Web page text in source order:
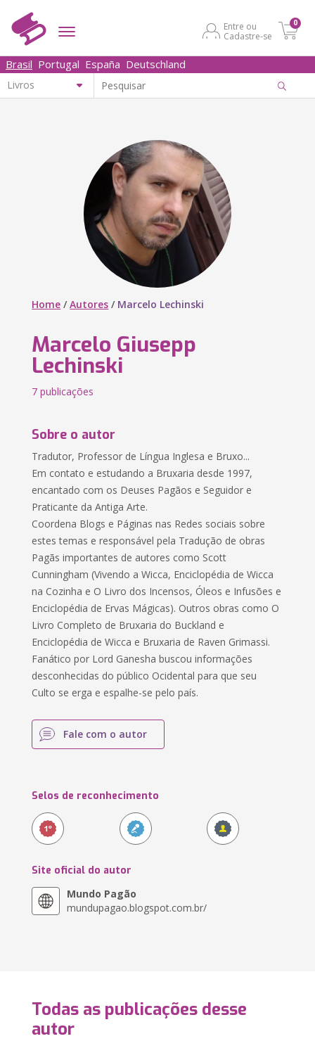
Entre ou
Cadastre-se
0
Brasil Portugal España Deutschland
Home /Autores / Marcelo Lechinski
Marcelo Giusepp
Lechinski
7 publicações
Sobre o autor
Tradutor, Professor de Língua Inglesa e Bruxo...
Em contato e estudando a Bruxaria desde 1997,
encantado com os Deuses Pagãos e Seguidor e
Praticante da Antiga Arte.
Coordena Blogs e Páginas nas Redes sociais sobre
estes temas e responsável pela Tradução de obras
Pagãs importantes de autores como Scott
Cunningham (Vivendo a Wicca, Enciclopédia de Wicca
na Cozinha e O Livro dos Incensos, Óleos e Infusões e
Enciclopédia de Ervas Mágicas). Outros obras como O
Livro Completo de Bruxaria do Buckland e
Enciclopédia de Wicca e Bruxaria de Raven Grimassi.
Fanático por Lord Ganesha buscou informações
desconhecidas do público Ocidental para que seu
Culto se erga e espalhe-se pelo país.
Fale com o autor
Selos de reconhecimento
Site oficial do autor
Mundo Pagão
mundupagao.blogspot.com.br/
Todas as publicações desse
autor